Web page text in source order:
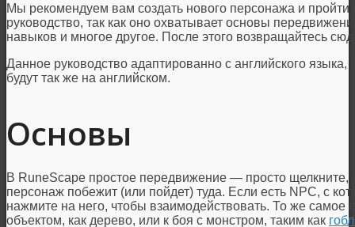
Мы рекомендуем вам создать нового персонажа и пройти
руководство, так как оно охватывает основы
навыков и многое другое. После этого возвращайтесь
Данное руководство адаптированно с английского
будут так же на английском.
Основы
В RuneScape простое передвижение — просто щелкните,
персонаж побежит (или пойдет) туда. Если есть NPC, с
нажмите на него, чтобы взаимодействовать. То же самое
объектом, как дерево, или к боя с монстром, таким как